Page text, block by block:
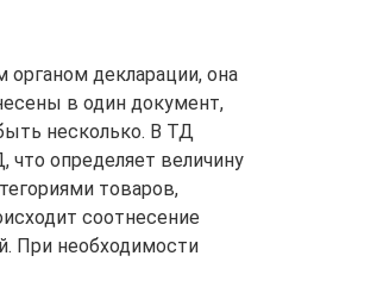
декларации, она
в один документ,
несколько. В ТД
определяет величину
товаров,
соотнесение
При необходимости